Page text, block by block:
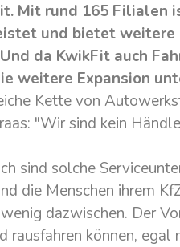
Mit rund 165 Filialen
und bietet weitere
da KwikFit auch
weitere Expansion
Kette von
"Wir sind kein
sind solche
die Menschen ihrem
dazwischen. Der
rausfahren können,